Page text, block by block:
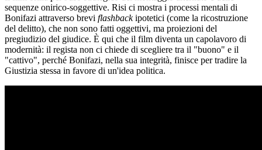
sequenze onirico-soggettive. Risi ci mostra i processi mentali di
Bonifazi attraverso brevi flashbackipotetici (come la ricostruzione
del delitto), che non sono fatti oggettivi, ma proiezioni del
pregiudizio del giudice. È qui che il film diventa un capolavoro di
modernità: il regista non ci chiede di scegliere tra il "buono" e il
"cattivo", perché Bonifazi, nella sua integrità, finisce per tradire la
Giustizia stessa in favore di un'idea politica.